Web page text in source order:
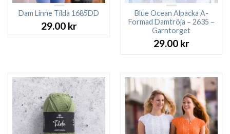
Dam Linne Tilda 1685DD
29.00 kr
Blue Ocean Alpacka A-
Formad Damtröja – 2635 –
Garntorget
29.00 kr